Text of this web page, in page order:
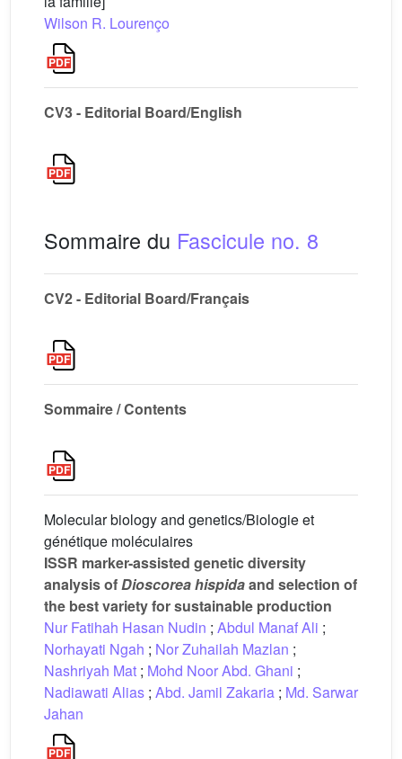
Wilson R. Lourenço
CV3 - Editorial Board/English
Sommaire du Fascicule no. 8
CV2 - Editorial Board/Français
Sommaire / Contents
Molecular biology and genetics/Biologie et
génétique moléculaires
ISSR marker-assisted genetic diversity
analysis ofDioscorea hispidaand selection of
the best variety for sustainable production
Nur Fatihah Hasan Nudin ; Abdul Manaf Ali ;
Norhayati Ngah ; Nor Zuhailah Mazlan ;
Nashriyah Mat ; Mohd Noor Abd. Ghani ;
Nadiawati Alias ; Abd. Jamil Zakaria ; Md. Sarwar
Jahan